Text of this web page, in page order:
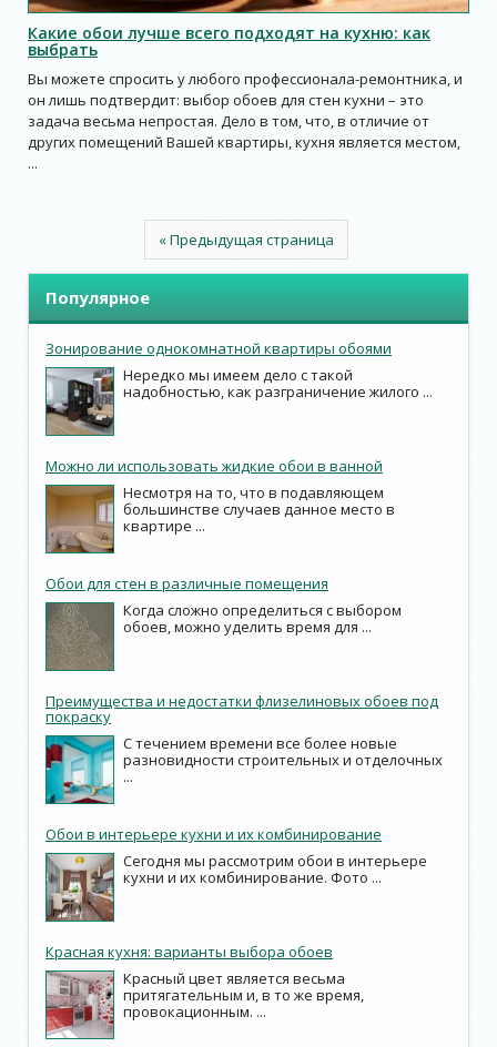
Какие обои лучше всего подходят на кухню: как
выбрать
Вы можете спросить у любого профессионала-ремонтника, и
он лишь подтвердит: выбор обоев для стен кухни – это
задача весьма непростая. Дело в том, что, в отличие от
других помещений Вашей квартиры, кухня является местом,
...
« Предыдущая страница
Популярное
Зонирование однокомнатной квартиры обоями
Нередко мы имеем дело с такой
надобностью, как разграничение жилого ...
Можно ли использовать жидкие обои в ванной
Несмотря на то, что в подавляющем
большинстве случаев данное место в
квартире ...
Обои для стен в различные помещения
Когда сложно определиться с выбором
обоев, можно уделить время для ...
Преимущества и недостатки флизелиновых обоев под
покраску
С течением времени все более новые
разновидности строительных и отделочных
...
Обои в интерьере кухни и их комбинирование
Сегодня мы рассмотрим обои в интерьере
кухни и их комбинирование. Фото ...
Красная кухня: варианты выбора обоев
Красный цвет является весьма
притягательным и, в то же время,
провокационным. ...